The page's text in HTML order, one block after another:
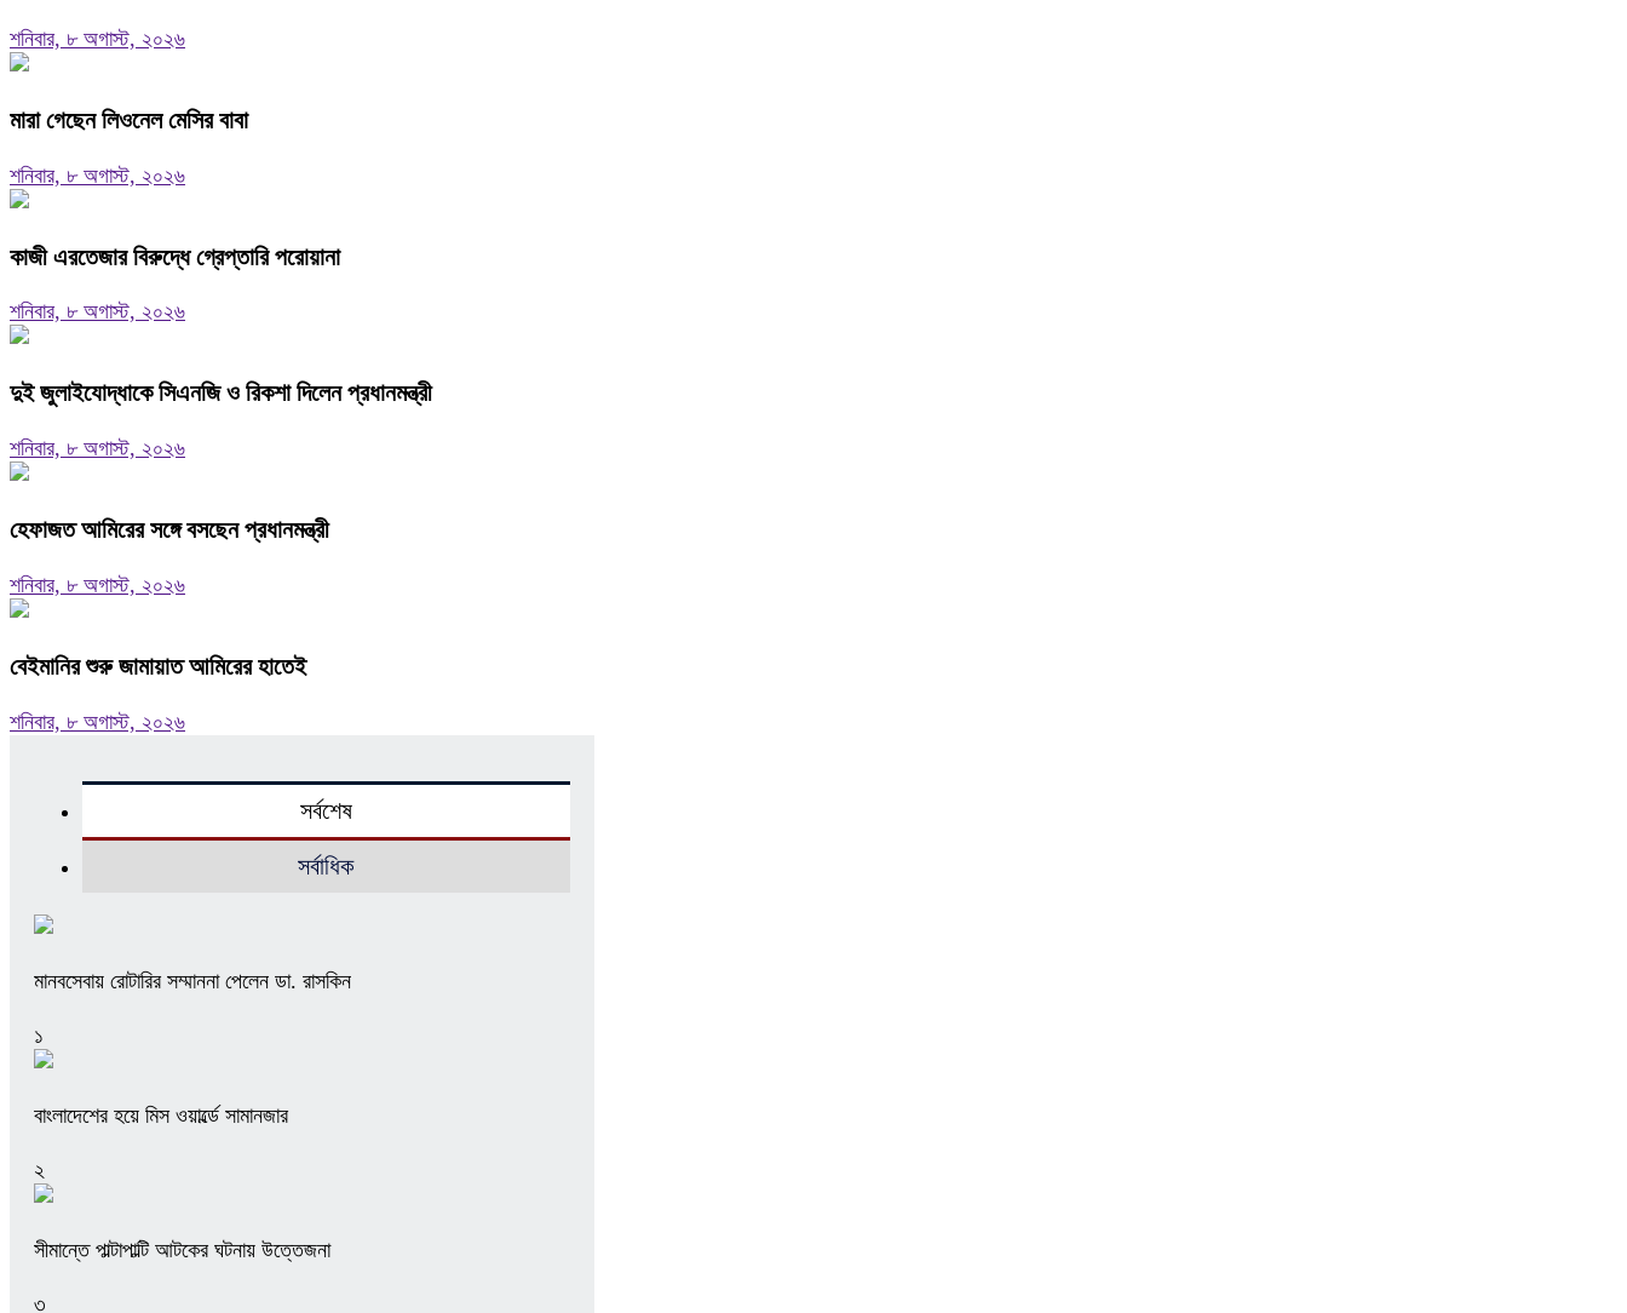
শনিবার, ৮ অগাস্ট, ২০২৬
মারা গেছেন লিওনেল মেসির বাবা
শনিবার, ৮ অগাস্ট, ২০২৬
কাজী এরতেজার বিরুদ্ধে গ্রেপ্তারি পরোয়ানা
শনিবার, ৮ অগাস্ট, ২০২৬
দুই জুলাইযোদ্ধাকে সিএনজি ও রিকশা দিলেন প্রধানমন্ত্রী
শনিবার, ৮ অগাস্ট, ২০২৬
হেফাজত আমিরের সঙ্গে বসছেন প্রধানমন্ত্রী
শনিবার, ৮ অগাস্ট, ২০২৬
বেইমানির শুরু জামায়াত আমিরের হাতেই
শনিবার, ৮ অগাস্ট, ২০২৬
সর্বশেষ
সর্বাধিক
মানবসেবায় রোটারির সম্মাননা পেলেন ডা. রাসকিন
১
বাংলাদেশের হয়ে মিস ওয়ার্ল্ডে সামানজার
২
সীমান্তে পাল্টাপাল্টি আটকের ঘটনায় উত্তেজনা
৩